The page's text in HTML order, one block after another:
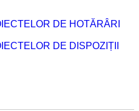
DE HOTĂRÂRI
DE DISPOZIȚII